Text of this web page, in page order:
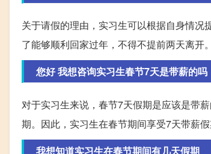
关于请假的理由，实习生可以根据自身情
了能够顺利回家过年，不得不提前两天离开
您好 我想咨询实习生春节7天是带薪的吗
对于实习生来说，春节7天假期是应该是带
期。因此，实习生在春节期间享受7天带薪假
我想知道实习生在春节期间有几天假期